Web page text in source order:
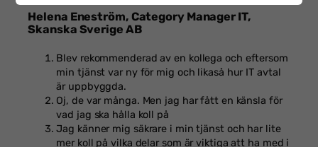
Helena Eneström, Category Manager IT,
Skanska Sverige AB
Blev rekommenderad av en kollega och eftersom
min tjänst var ny för mig och likaså hur IT avtal
är uppbyggda.
Oj, de var många. Men jag har fått en känsla för
vad jag ska hålla koll på
Jag känner mig säkrare i min tjänst och har lite
mer koll på vilka delar som är viktiga att ha med i